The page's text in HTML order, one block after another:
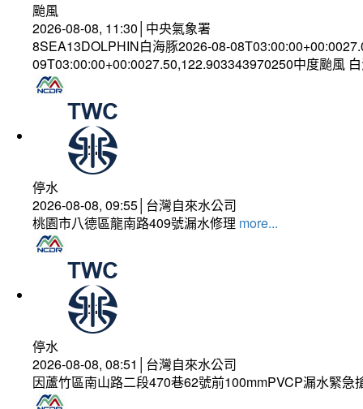
颱風
2026-08-08, 11:30│中央氣象署
8SEA13DOLPHIN白海豚2026-08-
09T03:00:00+00:0027.50,122.903343970250中度颱風
停水
2026-08-08, 09:55│台灣自來水公司
桃園市八德區龍南路409號漏水修理 more...
停水
2026-08-08, 08:51│台灣自來水公司
因蘆竹區南山路二段470巷62號前100mmPVCP漏水緊急